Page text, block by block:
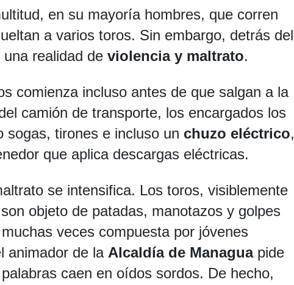
en su mayoría hombres, que corren
a varios toros. Sin embargo, detrás del
realidad de violencia y maltrato.
comienza incluso antes de que salgan a la
camión de transporte, los encargados los
sogas, tirones e incluso un chuzo eléctrico,
que aplica descargas eléctricas.
se intensifica. Los toros, visiblemente
objeto de patadas, manotazos y golpes
veces compuesta por jóvenes
animador de la Alcaldía de Managuapide
caen en oídos sordos. De hecho,